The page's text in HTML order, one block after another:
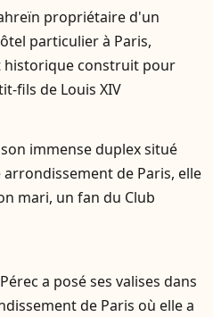
propriétaire d'un
particulier à Paris,
historique construit pour
fils de Louis XIV
immense duplex situé
arrondissement de Paris, elle
mari, un fan du Club
a posé ses valises dans
de Paris où elle a